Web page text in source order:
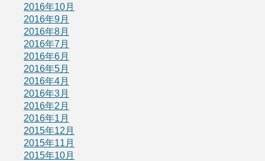
2016年10月
2016年9月
2016年8月
2016年7月
2016年6月
2016年5月
2016年4月
2016年3月
2016年2月
2016年1月
2015年12月
2015年11月
2015年10月